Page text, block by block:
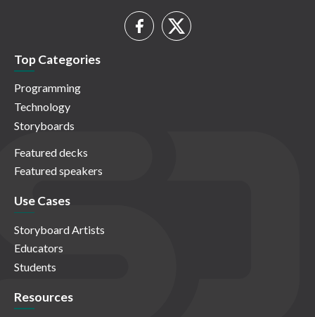
Top Categories
Programming
Technology
Storyboards
Featured decks
Featured speakers
Use Cases
Storyboard Artists
Educators
Students
Resources